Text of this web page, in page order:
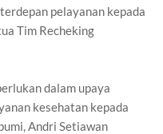
pelayanan kepada
Tim Recheking
dalam upaya
kesehatan kepada
Andri Setiawan